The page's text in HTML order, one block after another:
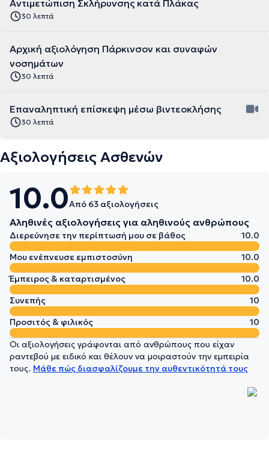
Αντιμετώπιση Σκλήρυνσης κατά Πλάκας
30 λεπτά
Αρχική αξιολόγηση Πάρκινσον και συναφών
νοσημάτων
30 λεπτά
Επαναληπτική επίσκεψη μέσω βιντεοκλήσης
30 λεπτά
Αξιολογήσεις Ασθενών
10.0Από 63 αξιολογήσεις
Αληθινές αξιολογήσεις για αληθινούς ανθρώπους
Διερεύνησε την περίπτωσή μου σε βάθος
10.0
Μου ενέπνευσε εμπιστοσύνη
10.0
Έμπειρος & καταρτισμένος
10.0
Συνεπής
10
Προσιτός & φιλικός
10
Οι αξιολογήσεις γράφονται από ανθρώπους που είχαν
ραντεβού με ειδικό και θέλουν να μοιραστούν την εμπειρία
τους. Μάθε πώς διασφαλίζουμε την αυθεντικότητά τους